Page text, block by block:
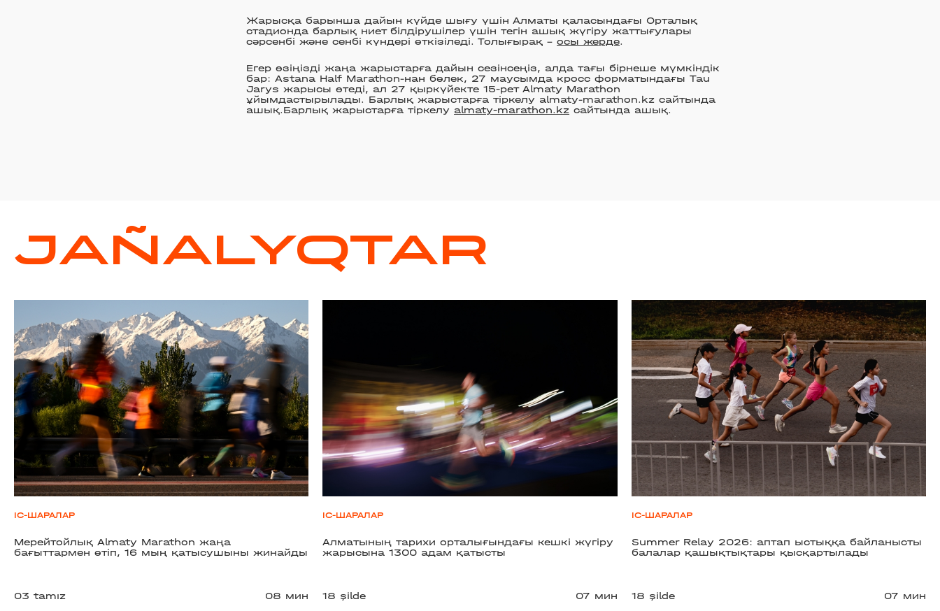
Жарысқа барынша дайын күйде шығу үшін Алматы қаласындағы Орталық
стадионда барлық ниет білдірушілер үшін тегін ашық жүгіру жаттығулары
сәрсенбі және сенбі күндері өткізіледі. Толығырақ –осы жерде.
Егер өзіңізді жаңа жарыстарға дайын сезінсеңіз, алда тағы бірнеше мүмкіндік
бар: Astana Half Marathon-нан бөлек, 27 маусымда кросс форматындағы Tau
Jarys жарысы өтеді, ал 27 қыркүйекте 15-рет Almaty Marathon
ұйымдастырылады. Барлық жарыстарға тіркелу almaty-marathon.kz сайтында
ашық.Барлық жарыстарға тіркелу almaty-marathon.kz сайтында ашық.
JAÑALYQTAR
ІС-ШАРАЛАР
Мерейтойлық Almaty Marathon жаңа
бағыттармен өтіп, 16 мың қатысушыны жинайды
03 tamız 08 мин
ІС-ШАРАЛАР
Алматының тарихи орталығындағы кешкі жүгіру
жарысына 1300 адам қатысты
18 şilde 07 мин
ІС-ШАРАЛАР
Summer Relay 2026: аптап ыстыққа байланысты
балалар қашықтықтары қысқартылады
18 şilde 07 мин